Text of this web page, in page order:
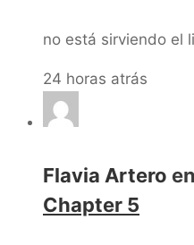
no está sirviendo el
24 horas atrás
Flavia Artero en
Chapter 5